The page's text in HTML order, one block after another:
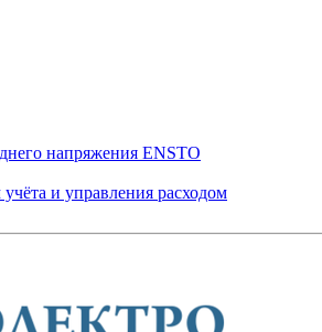
напряжения ENSTO
и управления расходом